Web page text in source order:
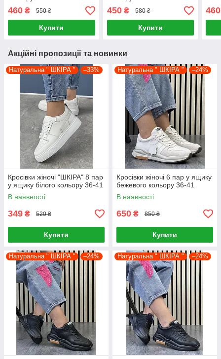
460 ₴ 550 ₴
Купити
450₴ 580 ₴
Купити
460
Акційні пропозиції та новинки
Натуральна " ШКІРА " –33%
Кросівки жіночі "ШКІРА" 8 пар
у ящику білого кольору 36-41
В наявності
349 ₴ 520 ₴
Купити
Натуральна " ШКІРА " –24%
Кросівки жіночі 6 пар у ящику
бежевого кольору 36-41
В наявності
650 ₴ 850 ₴
Купити
Натуральна " ШКІРА " –24% Натуральна " ШКІРА " –24%